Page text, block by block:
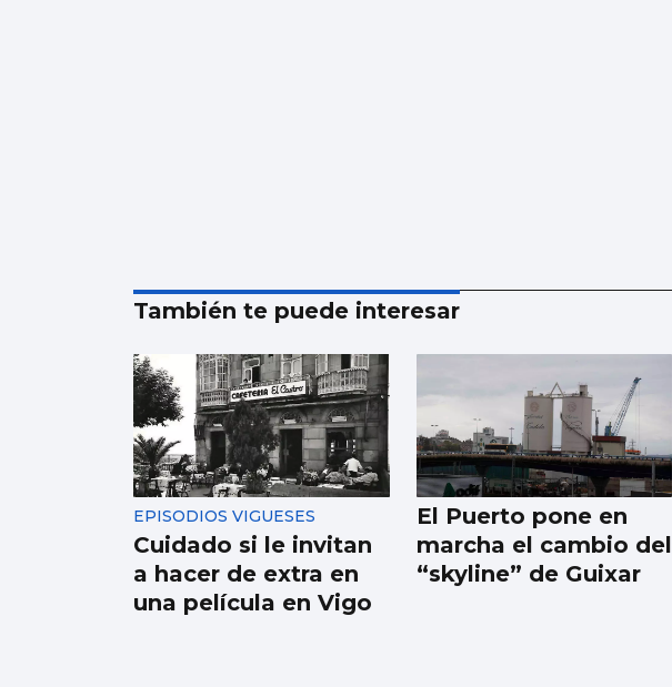
También te puede interesar
EPISODIOS VIGUESES
Cuidado si le invitan
a hacer de extra en
una película en Vigo
El Puerto pone en
marcha el cambio del
“skyline” de Guixar